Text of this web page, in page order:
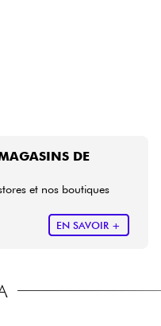
DE
et nos boutiques
EN SAVOIR +